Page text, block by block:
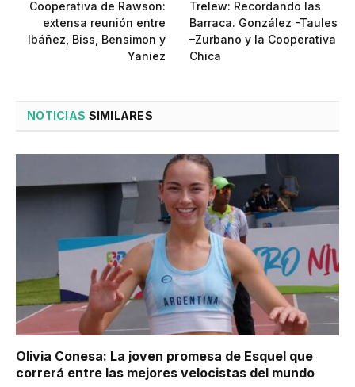
Cooperativa de Rawson:
extensa reunión entre
Ibáñez, Biss, Bensimon y
Yaniez
Trelew: Recordando las
Barraca. González -Taules
–Zurbano y la Cooperativa
Chica
NOTICIAS SIMILARES
Olivia Conesa: La joven promesa de Esquel que
correrá entre las mejores velocistas del mundo